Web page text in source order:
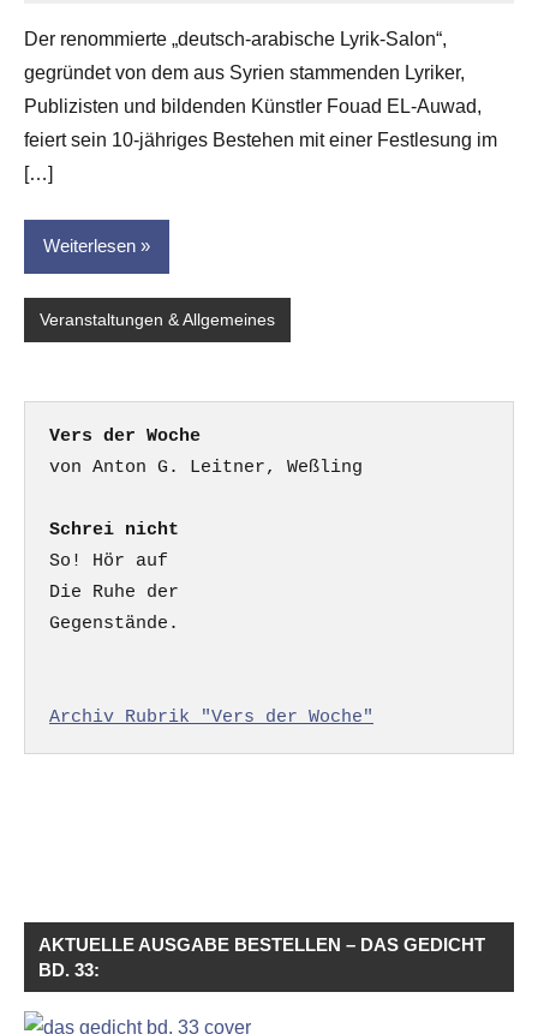
Leitner
Der renommierte „deutsch-arabische Lyrik-Salon“,
gegründet von dem aus Syrien stammenden Lyriker,
Publizisten und bildenden Künstler Fouad EL-Auwad,
feiert sein 10-jähriges Bestehen mit einer Festlesung im
[…]
Weiterlesen
Veranstaltungen & Allgemeines
Vers der Woche
Schrei nicht
So! Hör auf
Die Ruhe der
Gegenstände.
Archiv Rubrik "Vers der Woche"
AKTUELLE AUSGABE BESTELLEN – DAS GEDICHT
BD. 33: